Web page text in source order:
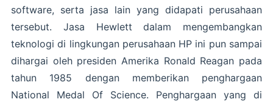
software, serta jasa lain yang didapati perusahaan
tersebut. Jasa Hewlett dalam mengembangkan
teknologi di lingkungan perusahaan HP ini pun sampai
dihargai oleh presiden Amerika Ronald Reagan pada
tahun 1985 dengan memberikan penghargaan
National Medal Of Science. Penghargaan yang di